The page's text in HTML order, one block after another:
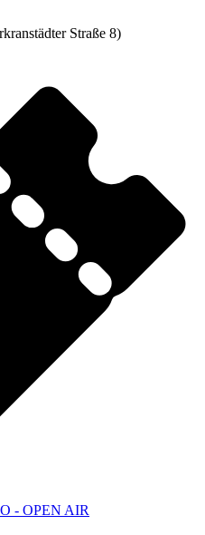
Straße 8)
- OPEN AIR